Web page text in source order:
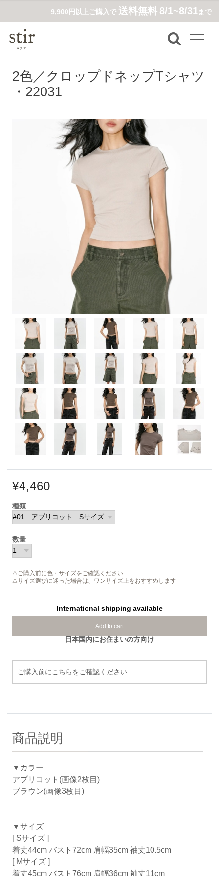
9,900円以上ご購入で 送料無料 8/1~8/31まで
2色／クロップドネップTシャツ
・22031
¥4,460
種類
数量
⚠ご購入前に色・サイズをご確認ください
⚠サイズ選びに迷った場合は、ワンサイズ上をおすすめします
International shipping available
Add to cart
日本国内にお住まいの方向け
ご購入前にこちらをご確認ください
商品説明
▼カラー
アプリコット(画像2枚目)
ブラウン(画像3枚目)
▼サイズ
[ Sサイズ ]
着丈44cm バスト72cm 肩幅35cm 袖丈10.5cm
[ Mサイズ ]
着丈45cm バスト76cm 肩幅36cm 袖丈11cm